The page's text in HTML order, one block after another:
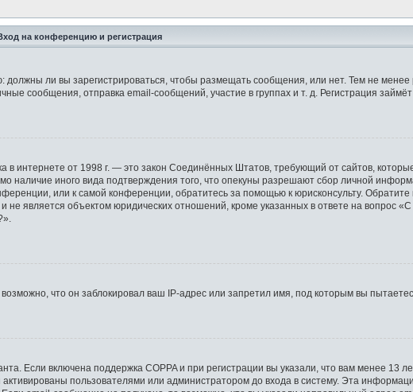
на конференцию и регистрация
ли вы зарегистрироваться, чтобы размещать сообщения, или нет. Тем не менее
сообщения, отправка email-сообщений, участие в группах и т. д. Регистрация займёт
в интернете от 1998 г. — это закон Соединённых Штатов, требующий от сайтов,
наличие иного вида подтверждения того, что опекуны разрешают сбор личной
или к самой конференции, обратитесь за помощью к юрисконсульту.
является объектом юридических отношений, кроме указанных в ответе на вопрос
что он заблокировал ваш IP-адрес или запретил имя, под которым вы
Если включена поддержка COPPA и при регистрации вы указали, что вам менее 13
пользователями или администратором до входа в систему. Эта